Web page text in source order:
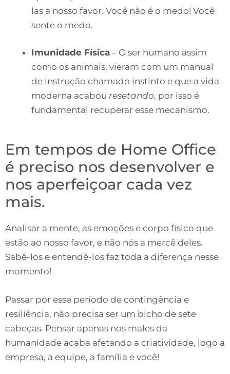
las a nosso favor. Você não é o medo! Você
sente o medo.
Imunidade Física – O ser humano assim
como os animais, vieram com um manual
de instrução chamado instinto e que a vida
moderna acabou resetando, por isso é
fundamental recuperar esse mecanismo.
Em tempos de Home Office
é preciso nos desenvolver e
nos aperfeiçoar cada vez
mais.
Analisar a mente, as emoções e corpo físico que
estão ao nosso favor, e não nós a mercê deles.
Sabê-los e entendê-los faz toda a diferença nesse
momento!
Passar por esse período de contingência e
resiliência, não precisa ser um bicho de sete
cabeças. Pensar apenas nos males da
humanidade acaba afetando a criatividade, logo a
empresa, a equipe, a família e você!